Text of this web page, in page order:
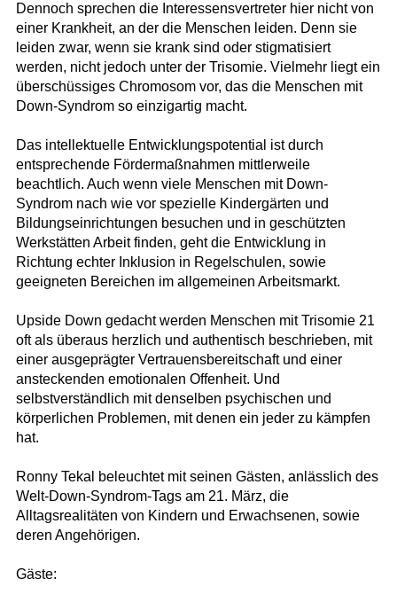
Dennoch sprechen die Interessensvertreter hier nicht von
einer Krankheit, an der die Menschen leiden. Denn sie
leiden zwar, wenn sie krank sind oder stigmatisiert
werden, nicht jedoch unter der Trisomie. Vielmehr liegt ein
überschüssiges Chromosom vor, das die Menschen mit
Down-Syndrom so einzigartig macht.
Das intellektuelle Entwicklungspotential ist durch
entsprechende Fördermaßnahmen mittlerweile
beachtlich. Auch wenn viele Menschen mit Down-
Syndrom nach wie vor spezielle Kindergärten und
Bildungseinrichtungen besuchen und in geschützten
Werkstätten Arbeit finden, geht die Entwicklung in
Richtung echter Inklusion in Regelschulen, sowie
geeigneten Bereichen im allgemeinen Arbeitsmarkt.
Upside Down gedacht werden Menschen mit Trisomie 21
oft als überaus herzlich und authentisch beschrieben, mit
einer ausgeprägter Vertrauensbereitschaft und einer
ansteckenden emotionalen Offenheit. Und
selbstverständlich mit denselben psychischen und
körperlichen Problemen, mit denen ein jeder zu kämpfen
hat.
Ronny Tekal beleuchtet mit seinen Gästen, anlässlich des
Welt-Down-Syndrom-Tags am 21. März, die
Alltagsrealitäten von Kindern und Erwachsenen, sowie
deren Angehörigen.
Gäste: